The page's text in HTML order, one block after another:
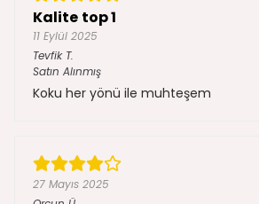
Kalite top 1
11 Eylül 2025
Tevfik T.
Satın Alınmış
Koku her yönü ile muhteşem
27 Mayıs 2025